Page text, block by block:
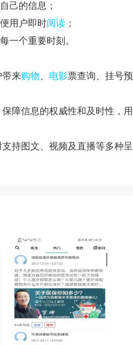
己的信息；
用户即时阅读 ；
一个重要时刻。
带来购物 电影票查询、挂号预
障信息的权威性和及时性，用
持图文、视频及直播等多种呈